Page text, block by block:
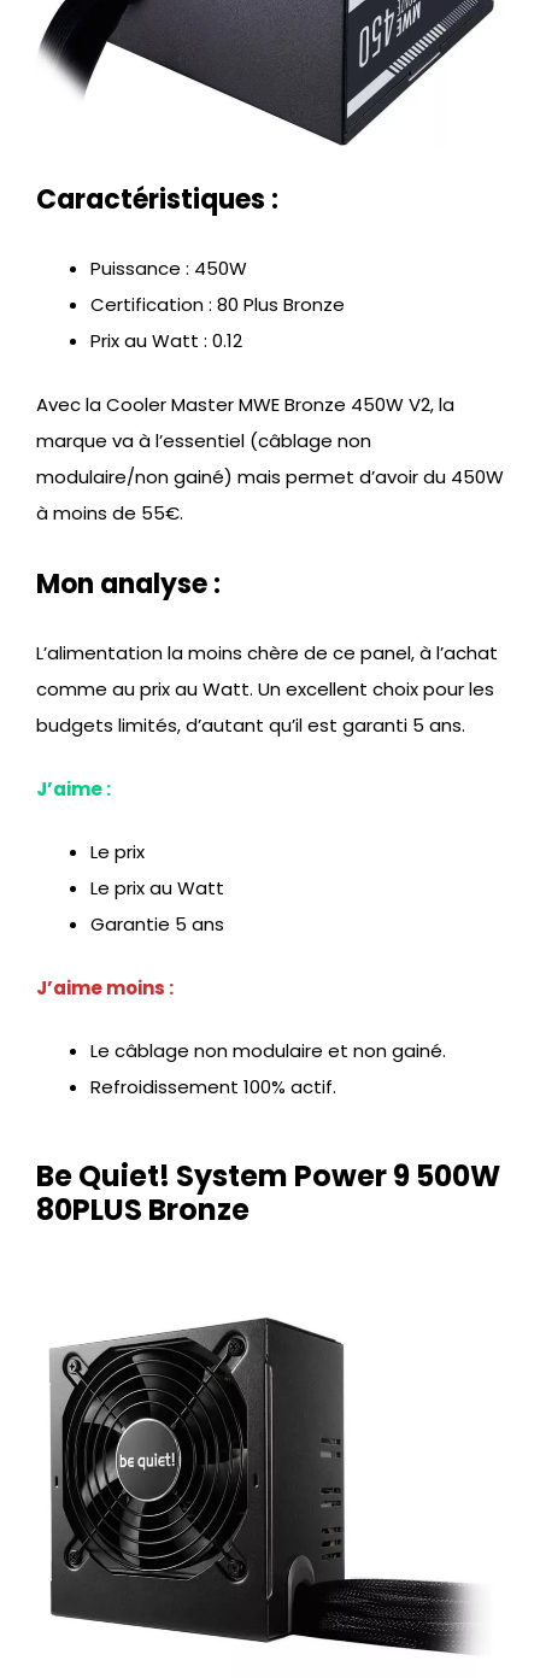
Caractéristiques :
Puissance : 450W
Certification : 80 Plus Bronze
Prix au Watt : 0.12
Avec la Cooler Master MWE Bronze 450W V2, la
marque va à l’essentiel (câblage non
modulaire/non gainé) mais permet d’avoir du 450W
à moins de 55€.
Mon analyse :
L’alimentation la moins chère de ce panel, à l’achat
comme au prix au Watt. Un excellent choix pour les
budgets limités, d’autant qu’il est garanti 5 ans.
J’aime :
Le prix
Le prix au Watt
Garantie 5 ans
J’aime moins :
Le câblage non modulaire et non gainé.
Refroidissement 100% actif.
Be Quiet! System Power 9 500W
80PLUS Bronze